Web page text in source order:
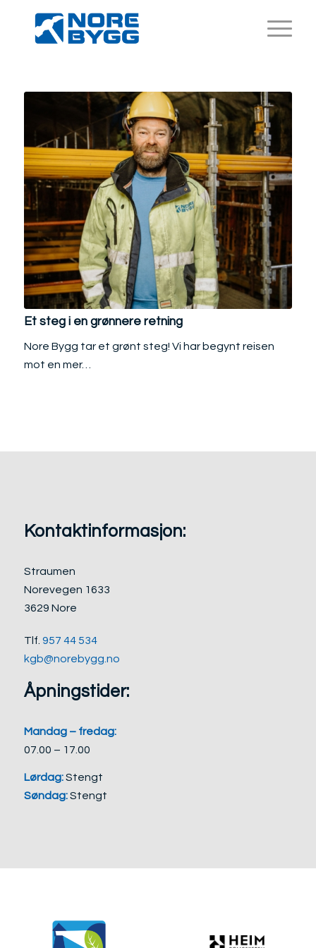
Et steg i en grønnere retning
Nore Bygg tar et grønt steg! Vi har begynt reisen
mot en mer…
Kontaktinformasjon:
Straumen
Norevegen 1633
3629 Nore
Tlf. 957 44 534
kgb@norebygg.no
Åpningstider:
Mandag – fredag:
07.00 – 17.00
Lørdag:Stengt
Søndag:Stengt